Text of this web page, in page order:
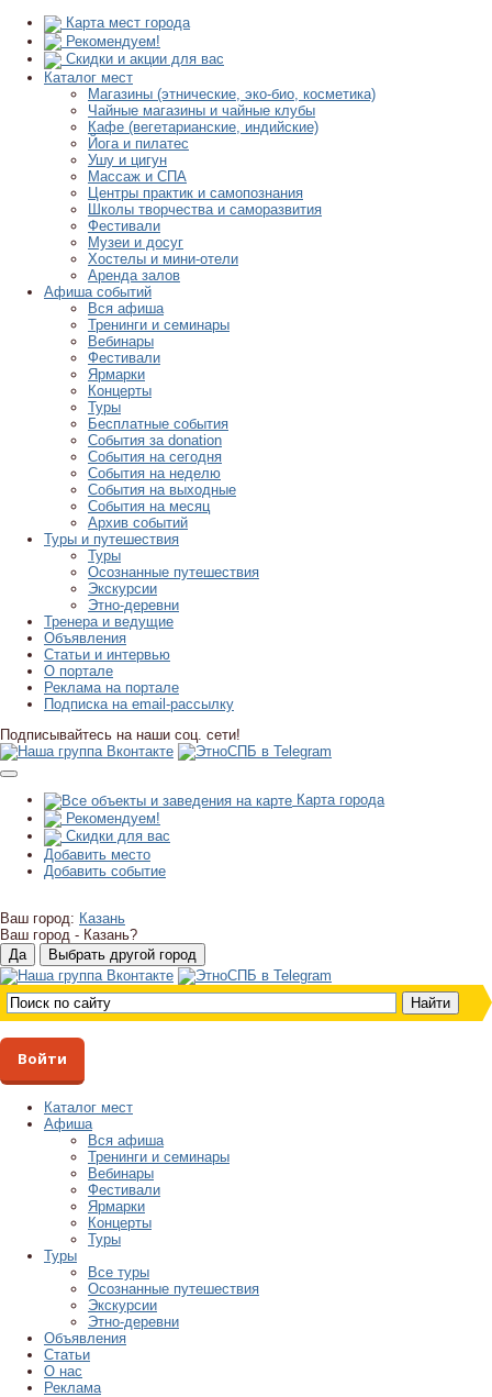
Карта мест города
Рекомендуем!
Скидки и акции для вас
Каталог мест
Магазины (этнические, эко-био, косметика)
Чайные магазины и чайные клубы
Кафе (вегетарианские, индийские)
Йога и пилатес
Ушу и цигун
Массаж и СПА
Центры практик и самопознания
Школы творчества и саморазвития
Фестивали
Музеи и досуг
Хостелы и мини-отели
Аренда залов
Афиша событий
Вся афиша
Тренинги и семинары
Вебинары
Фестивали
Ярмарки
Концерты
Туры
Бесплатные события
События за donation
События на сегодня
События на неделю
События на выходные
События на месяц
Архив событий
Туры и путешествия
Туры
Осознанные путешествия
Экскурсии
Этно-деревни
Тренера и ведущие
Объявления
Статьи и интервью
О портале
Реклама на портале
Подписка на email-рассылку
Подписывайтесь на наши соц. сети!
Карта города
Рекомендуем!
Скидки для вас
Добавить место
Добавить событие
Ваш город: Казань
Ваш город - Казань?
Войти
Каталог мест
Афиша
Вся афиша
Тренинги и семинары
Вебинары
Фестивали
Ярмарки
Концерты
Туры
Туры
Все туры
Осознанные путешествия
Экскурсии
Этно-деревни
Объявления
Статьи
О нас
Реклама